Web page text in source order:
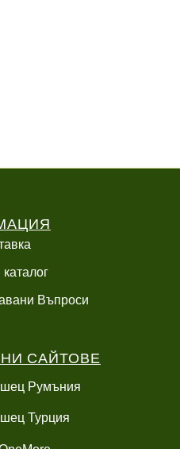
Въпроси
САЙТОВЕ
Румъния
Турция